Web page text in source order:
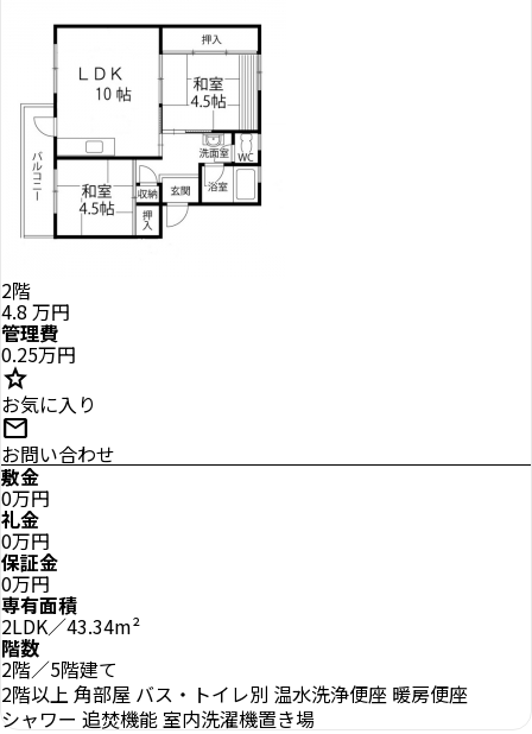
2階
4.8 万円
管理費
0.25万円
star
お気に入り
mail
お問い合わせ
敷金
0万円
礼金
0万円
保証金
0万円
専有面積
2LDK／43.34m²
階数
2階／5階建て
2階以上 角部屋 バス・トイレ別 温水洗浄便座 暖房便座
シャワー 追焚機能 室内洗濯機置き場